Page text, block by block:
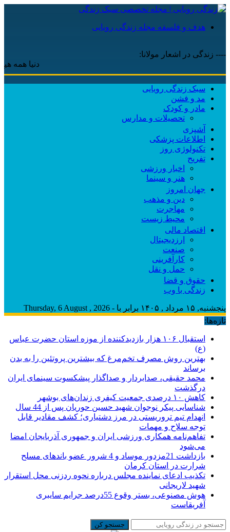
هدف و فلسفه مجله زندگی رویایی
---- زندگی در اشعار مولانا:
دنیا همه هیچ و
سبک زندگی رویایی
مد و فشن
مادر و کودک
تحصیلات و مدارس
آشپزی
اطلاعات پزشکی
تکنولوژی روز
تفریح
اخبار ورزشی
هنر و سینما
جهان امروز
دین و مذهب
مهاجرت
محیط زیست
اقتصاد مالی
ارزدیجیتال
صنعت
کارآفرینی
حمل و نقل
حقوق و قضا
زندگی با وب
پنجشنبه, ۱۵ مرداد , ۱۴۰۵ برابر با - Thursday, 6 August , 2026
تازه‌ها:
استقبال ۱۰۶ هزار بازدیدکننده از موزه استان حضرت عباس
(ع)
بهترین روش مصرف تخم‌مرغ که بیشترین پروتئین را به بدن
برساند
محمد حقیقی، صدابردار و صداگذار پیشکسوت سینمای ایران
درگذشت
کاهش ۱۰ درصدی جمعیت کیفری زندان‌های بوشهر
شناسایی پیکر نوجوان شهید حسین حوریان پس از 44 سال
انهدام تیم تروریستی در مرز دشتیاری؛ کشف مقادیر قابل
توجه سلاح و مهمات
تفاهم‌نامه همکاری ورزشی ایران و جمهوری آذربایجان امضا
می‌شود
بازداشت 21مزدور موساد و 4 شرور عضو باندهای مسلح
شرارت در استان کرمان
تکذیب ادعای نماینده مجلس درباره نحوه ردزنی محل استقرار
شهید لاریجانی
هوش مصنوعی، بستر وقوع 55درصد جرایم سایبری
آفریقاست
جستجو کن